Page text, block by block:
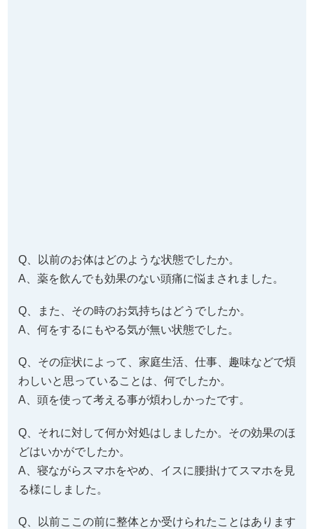
Q、その症状によって、家庭生活、仕事、趣味などで煩
わしいと思っていることは、何でしたか。
Q、それに対して何か対処はしましたか。その効果のほ
A、寝ながらスマホをやめ、イスに腰掛けてスマホを見
る様にしました。
か。それと比べてみて、どのような感じがしますか。
A、いいえ。頭頂部から肩にかけて、軽くなった感じが
するのと、可動範囲が広がった気がします。
A、頭痛を感じる事が無くなりました。